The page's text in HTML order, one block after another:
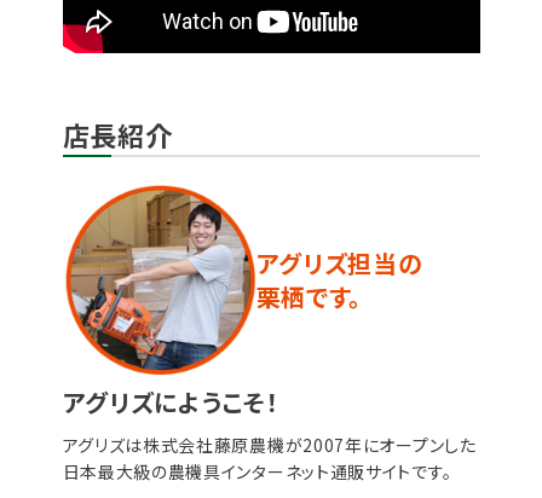
店長紹介
アグリズ担当の
栗栖です。
アグリズにようこそ！
アグリズは株式会社藤原農機が2007年にオープンした
日本最大級の農機具インターネット通販サイトです。